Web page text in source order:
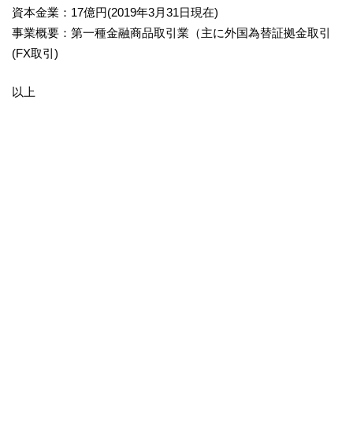
資本金業：17億円(2019年3月31日現在)
事業概要：第一種金融商品取引業（主に外国為替証拠金取引
(FX取引)
以上